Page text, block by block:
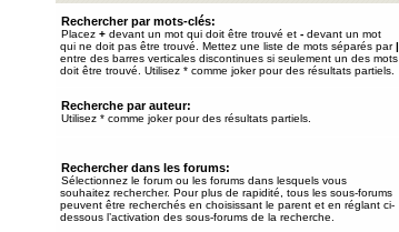
Rechercher par mots-clés:
Placez + devant un mot qui doit être trouvé et - devant un mot
qui ne doit pas être trouvé. Mettez une liste de mots séparés par|
entre des barres verticales discontinues si seulement un des mots
doit être trouvé. Utilisez * comme joker pour des résultats partiels.
Recherche par auteur:
Utilisez * comme joker pour des résultats partiels.
Rechercher dans les forums:
Sélectionnez le forum ou les forums dans lesquels vous
souhaitez rechercher. Pour plus de rapidité, tous les sous-forums
peuvent être recherchés en choisissant le parent et en réglant ci-
dessous l’activation des sous-forums de la recherche.